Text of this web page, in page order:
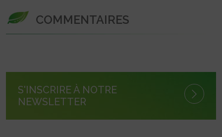
COMMENTAIRES
S'INSCRIRE À NOTRE
NEWSLETTER